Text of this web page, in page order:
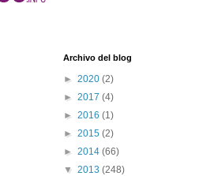
Archivo del blog
► 2020 (2)
► 2017 (4)
► 2016 (1)
► 2015 (2)
► 2014 (66)
▼ 2013 (248)